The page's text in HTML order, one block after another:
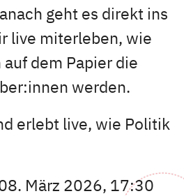
geht es direkt ins
live miterleben, wie
dem Papier die
werden.
erlebt live, wie Politik
März 2026, 17:30